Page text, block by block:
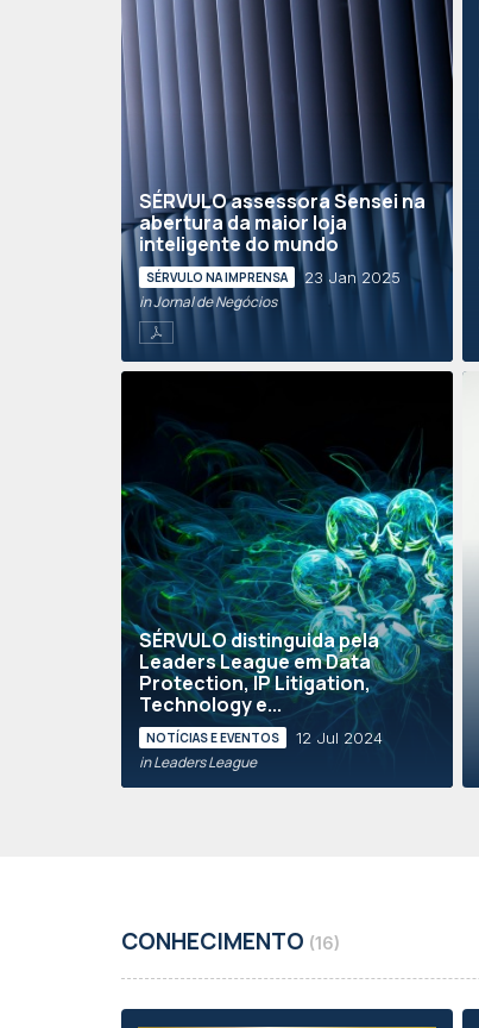
SÉRVULO assessora Sensei na
abertura da maior loja
inteligente do mundo
SÉRVULO NA IMPRENSA 23 Jan 2025
in Jornal de Negócios
SÉRVULO distinguida pela
Leaders League em Data
Protection, IP Litigation,
Technology e...
NOTÍCIAS E EVENTOS 12 Jul 2024
in Leaders League
CONHECIMENTO (16)